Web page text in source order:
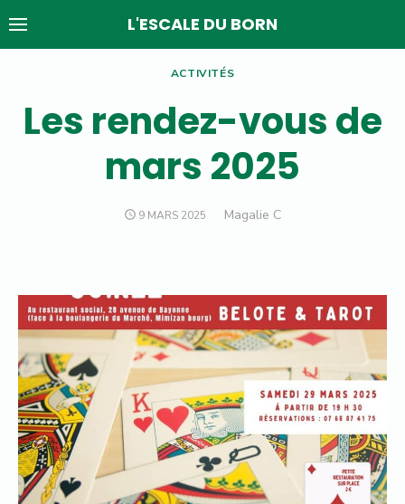
to
L'ESCALE DU BORN
ACTIVITÉS
Les rendez-vous de
mars 2025
POSTED
9 MARS 2025 Author
Magalie C